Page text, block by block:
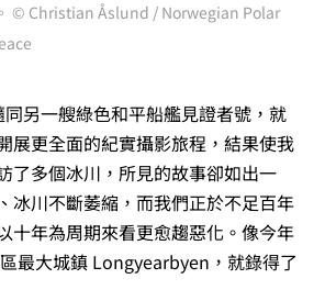
© Christian Åslund / Norwegian Polar
另一艘綠色和平船艦見證者號，就
展更全面的紀實攝影旅程，結果使我
了多個冰川，所見的故事卻如出一
冰川不斷萎縮，而我們正於不足百年
十年為周期來看更愈趨惡化。像今年
最大城鎮 Longyearbyen，就錄得了